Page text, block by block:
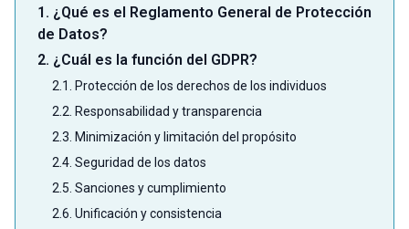
1. ¿Qué es el Reglamento General de Protección
de Datos?
2. ¿Cuál es la función del GDPR?
2.1. Protección de los derechos de los individuos
2.2. Responsabilidad y transparencia
2.3. Minimización y limitación del propósito
2.4. Seguridad de los datos
2.5. Sanciones y cumplimiento
2.6. Unificación y consistencia